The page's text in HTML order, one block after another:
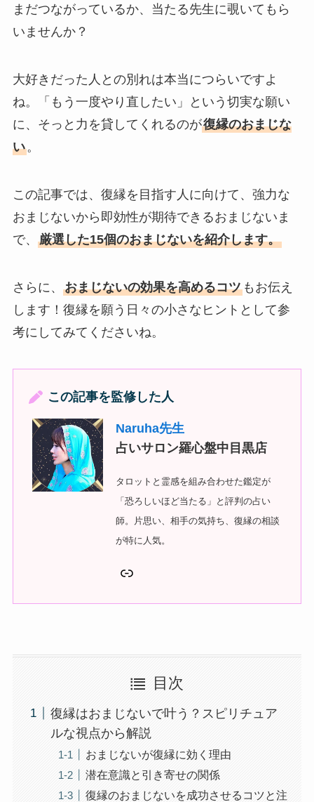
まだつながっているか、当たる先生に覗いてもら
いませんか？
大好きだった人との別れは本当につらいですよ
ね。「もう一度やり直したい」という切実な願い
に、そっと力を貸してくれるのが復縁のおまじな
い。
この記事では、復縁を目指す人に向けて、強力な
おまじないから即効性が期待できるおまじないま
で、 厳選した15個のおまじないを紹介します。
さらに、 おまじないの効果を高めるコツもお伝え
します！復縁を願う日々の小さなヒントとして参
考にしてみてくださいね。
この記事を監修した人
Naruha先生
占いサロン羅心盤中目黒店
タロットと霊感を組み合わせた鑑定が
「恐ろしいほど当たる」と評判の占い
師。片思い、相手の気持ち、復縁の相談
が特に人気。
リンク
目次
復縁はおまじないで叶う？スピリチュア
ルな視点から解説
おまじないが復縁に効く理由
潜在意識と引き寄せの関係
復縁のおまじないを成功させるコツと注